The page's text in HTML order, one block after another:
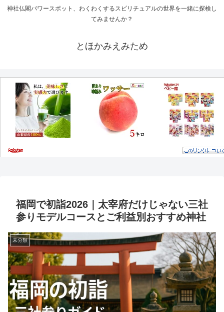
神社仏閣パワースポット、わくわくするスピリチュアルの世界を一緒に探検し
てみませんか？
とほかみえみため
福岡で初詣2026｜太宰府だけじゃない三社
参りモデルコースとご利益別おすすめ神社
未分類